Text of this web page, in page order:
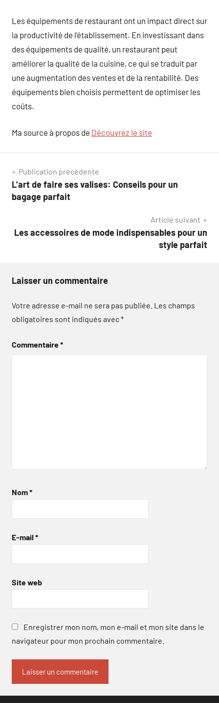
Les équipements de restaurant ont un impact direct sur
la productivité de l’établissement. En investissant dans
des équipements de qualité, un restaurant peut
améliorer la qualité de la cuisine, ce qui se traduit par
une augmentation des ventes et de la rentabilité. Des
équipements bien choisis permettent de optimiser les
coûts.
Ma source à propos de Découvrez le site
Navigation
de
Publication précédente
L’art de faire ses valises: Conseils pour un
bagage parfait
Article suivant
Les accessoires de mode indispensables pour un
style parfait
Laisser un commentaire
Votre adresse e-mail ne sera pas publiée. Les champs
obligatoires sont indiqués avec*
Commentaire*
Nom*
E-mail *
Site web
Enregistrer mon nom, mon e-mail et mon site dans le
navigateur pour mon prochain commentaire.